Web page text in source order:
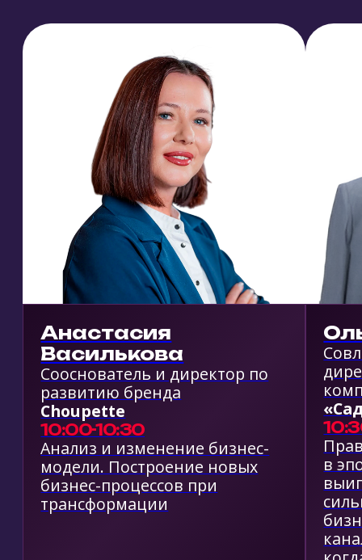
ГРАНДИОЗНОЕ
СОБЫТИЕ В РАМКАХ
ФОРУМА: НОЧЬ
ПОЖИРАТЕЛЕЙ
РЕКЛАМЫ В ГОСТЯХ
У «БИЗНЕС ФОРС
ФЕСТИВАЛЬ
РЕКЛАМЫ
Что вас ждет:
16+